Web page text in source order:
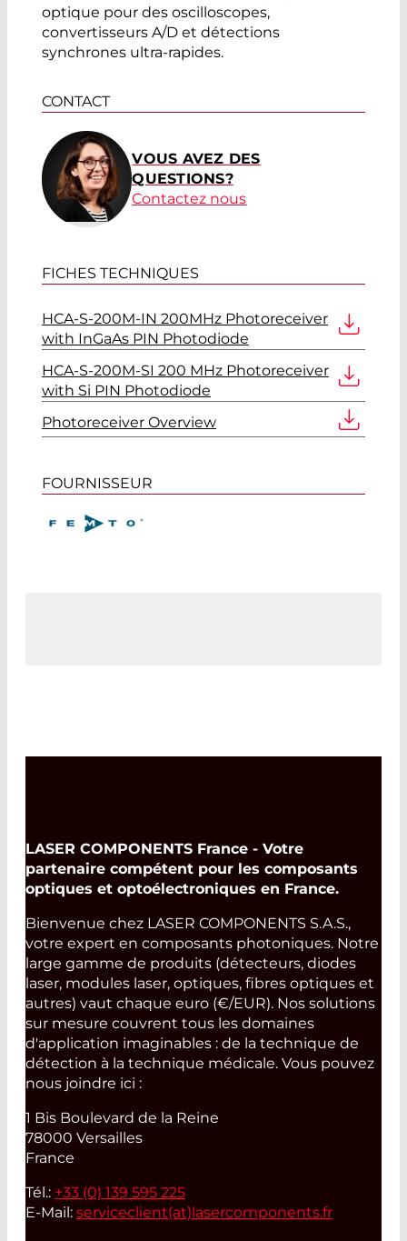
optique pour des oscilloscopes,
convertisseurs A/D et détections
synchrones ultra-rapides.
CONTACT
VOUS AVEZ DES
QUESTIONS?
Contactez nous
FICHES TECHNIQUES
HCA-S-200M-IN 200MHz Photoreceiver
with InGaAs PIN Photodiode
HCA-S-200M-SI 200 MHz Photoreceiver
with Si PIN Photodiode
Photoreceiver Overview
FOURNISSEUR
LASER COMPONENTS France - Votre
partenaire compétent pour les composants
optiques et optoélectroniques en France.
Bienvenue chez LASER COMPONENTS S.A.S.,
votre expert en composants photoniques. Notre
large gamme de produits (détecteurs, diodes
laser, modules laser, optiques, fibres optiques et
autres) vaut chaque euro (€/EUR). Nos solutions
sur mesure couvrent tous les domaines
d'application imaginables : de la technique de
détection à la technique médicale. Vous pouvez
nous joindre ici :
1 Bis Boulevard de la Reine
78000 Versailles
France
Tél.: +33 (0) 139 595 225
E-Mail: serviceclient(at)lasercomponents.fr